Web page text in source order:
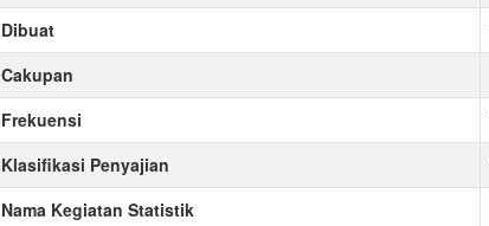
Dibuat
Cakupan
Frekuensi
Klasifikasi Penyajian
Nama Kegiatan Statistik